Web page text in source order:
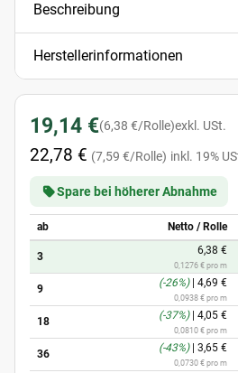
Beschreibung
Herstellerinformationen
19,14 €(6,38 €/Rolle)exkl. USt.
22,78 € (7,59 €/Rolle) inkl. 19%
Spare bei höherer Abnahme
ab Netto / Rolle
3 6,38 €
0,1276 € pro m
9 (-26%) 4,69 €
0,0938 € pro m
18 (-37%) 4,05 €
0,0810 € pro m
36 (-43%) 3,65 €
0,0730 € pro m